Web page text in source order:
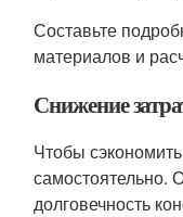
Составьте
материалов и
Снижение
Чтобы
самостоятельно.
долговечность